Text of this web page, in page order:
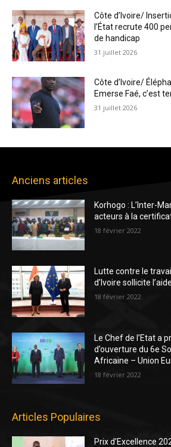
Côte d’Ivoire/
l’État recrute 400
de handicap
31 juillet 2026
Côte d’Ivoire/
Emerse Faé, c’est
31 juillet 2026
Anciens articles
Korhogo : L’Inter-
acteurs à la
18 février 2022
Lutte contre le
d’Ivoire sollicite
18 février 2022
Le Chef de l’Etat a
d’ouverture du 6e
Africaine – Union
18 février 2022
Articles Populaires
Prix d’Excellence